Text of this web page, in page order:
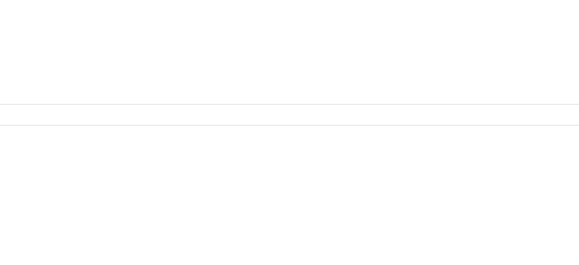
der Gorges du Tarn
der Geschichte gießen